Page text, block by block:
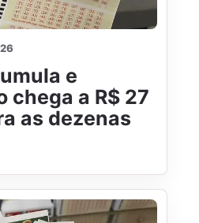
e
chega a R$ 27
as dezenas